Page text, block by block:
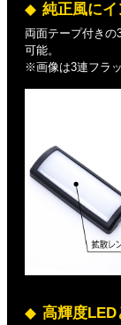
純正風に
両面テープ付きの
可能。
※画像は3連フラ
高輝度LED